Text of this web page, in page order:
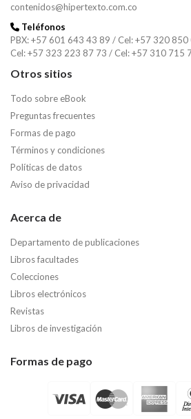
contenidos@hipertexto.com.co
Teléfonos
PBX: +57 601 643 43 89 / Cel: +57 320 850
Cel: +57 323 223 87 73 / Cel: +57 310 715
Otros sitios
Todo sobre eBook
Preguntas frecuentes
Formas de pago
Términos y condiciones
Políticas de datos
Aviso de privacidad
Acerca de
Departamento de publicaciones
Libros facultades
Colecciones
Libros electrónicos
Revistas
Libros de investigación
Formas de pago